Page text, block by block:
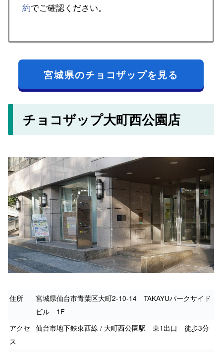
約でご確認ください。
宮城県のチョコザップを見る
チョコザップ大町西公園店
住所
宮城県仙台市青葉区大町2-10-14 TAKAYUパークサイド
ビル 1F
アクセ
ス
仙台市地下鉄東西線 / 大町西公園駅 東1出口 徒歩3分